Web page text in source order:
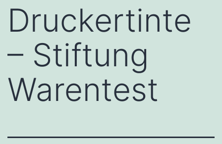
Druckertinte
– Stiftung
Warentest